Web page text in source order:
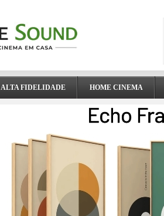
ALTA FIDELIDADE HOME CINEMA